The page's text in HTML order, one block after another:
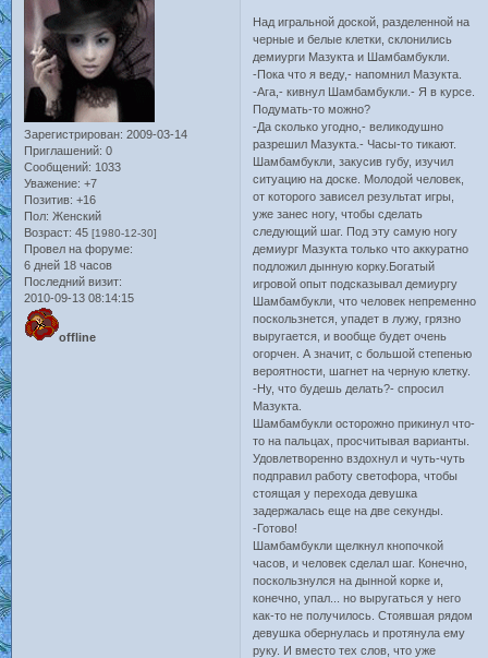
Зарегистрирован: 2009-03-14
Приглашений: 0
Сообщений: 1033
Уважение: +7
Позитив: +16
Пол: Женский
Возраст: 45 [1980-12-30]
Провел на форуме:
6 дней 18 часов
Последний визит:
2010-09-13 08:14:15
offline
Над игральной доской, разделенной на
черные и белые клетки, склонились
демиурги Мазукта и Шамбамбукли.
-Пока что я веду,- напомнил Мазукта.
-Ага,- кивнул Шамбамбукли.- Я в курсе.
Подумать-то можно?
-Да сколько угодно,- великодушно
разрешил Мазукта.- Часы-то тикают.
Шамбамбукли, закусив губу, изучил
ситуацию на доске. Молодой человек,
от которого зависел результат игры,
уже занес ногу, чтобы сделать
следующий шаг. Под эту самую ногу
демиург Мазукта только что аккуратно
подложил дынную корку.Богатый
игровой опыт подсказывал демиургу
Шамбамбукли, что человек непременно
поскользнется, упадет в лужу, грязно
выругается, и вообще будет очень
огорчен. А значит, с большой степенью
вероятности, шагнет на черную клетку.
-Ну, что будешь делать?- спросил
Мазукта.
Шамбамбукли осторожно прикинул что-
то на пальцах, просчитывая варианты.
Удовлетворенно вздохнул и чуть-чуть
подправил работу светофора, чтобы
стоящая у перехода девушка
задержалась еще на две секунды.
-Готово!
Шамбамбукли щелкнул кнопочкой
часов, и человек сделал шаг. Конечно,
поскользнулся на дынной корке и,
конечно, упал... но выругаться у него
как-то не получилось. Стоявшая рядом
девушка обернулась и протянула ему
руку. И вместо тех слов, что уже